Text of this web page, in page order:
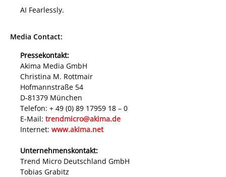
AI Fearlessly.
Media Contact:
Pressekontakt:
Akima Media GmbH
Christina M. Rottmair
Hofmannstraße 54
D-81379 München
Telefon: + 49 (0) 89 17959 18 – 0
E-Mail: trendmicro@akima.de
Internet: www.akima.net
Unternehmenskontakt:
Trend Micro Deutschland GmbH
Tobias Grabitz